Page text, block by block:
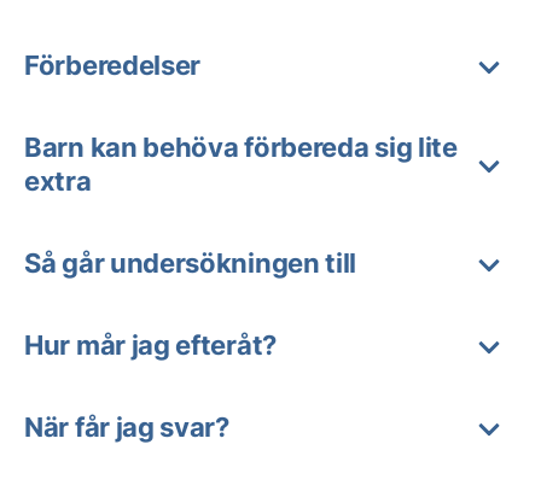
Förberedelser
Barn kan behöva förbereda sig lite
extra
Så går undersökningen till
Hur mår jag efteråt?
När får jag svar?